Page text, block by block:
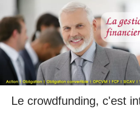
Le crowdfunding, c'est